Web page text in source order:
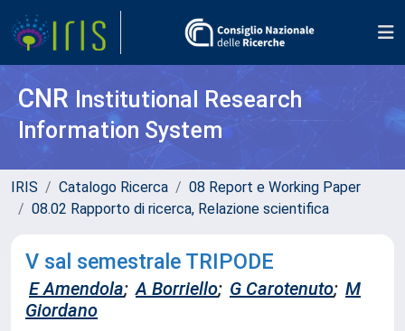
CNR Institutional Research
Information System
IRIS Catalogo Ricerca
08 Report e Working Paper
08.02 Rapporto di ricerca, Relazione scientifica
V sal semestrale TRIPODE
E Amendola; A Borriello; G Carotenuto; M
Giordano